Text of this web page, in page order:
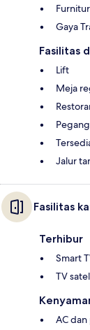
Gaya
Fasilitas
Lift
Meja
Jalur
Fasilitas
Terhibur
Smart
TV
AC